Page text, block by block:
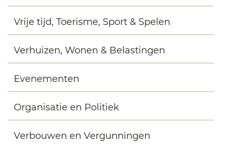
Vrije tijd, Toerisme, Sport & Spelen
Verhuizen, Wonen & Belastingen
Evenementen
Organisatie en Politiek
Verbouwen en Vergunningen